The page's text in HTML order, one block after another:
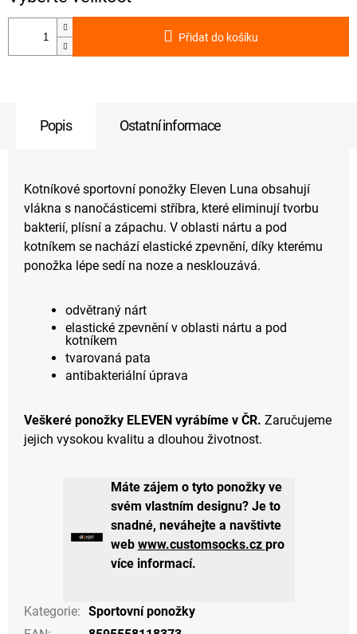
Přidat do košíku
Popis Ostatní informace
Kotníkové sportovní ponožky Eleven Luna obsahují
vlákna s nanočásticemi stříbra, které eliminují tvorbu
bakterií, plísní a zápachu. V oblasti nártu a pod
kotníkem se nachází elastické zpevnění, díky kterému
ponožka lépe sedí na noze a nesklouzává.
odvětraný nárt
elastické zpevnění v oblasti nártu a pod
kotníkem
tvarovaná pata
antibakteriální úprava
Veškeré ponožky ELEVEN vyrábíme v ČR. Zaručujeme
jejich vysokou kvalitu a dlouhou životnost.
Máte zájem o tyto ponožky ve
svém vlastním designu? Je to
snadné, neváhejte a navštivte
web www.customsocks.cz pro
více informací.
Kategorie: Sportovní ponožky